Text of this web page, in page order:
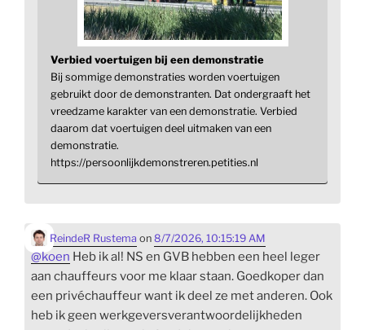
Verbied voertuigen bij een demonstratie
Bij sommige demonstraties worden voertuigen
gebruikt door de demonstranten. Dat ondergraaft het
vreedzame karakter van een demonstratie. Verbied
daarom dat voertuigen deel uitmaken van een
demonstratie.
https://persoonlijkdemonstreren.petities.nl
ReindeR Rustema on 8/7/2026, 10:15:19 AM
@koen Heb ik al! NS en GVB hebben een heel leger
aan chauffeurs voor me klaar staan. Goedkoper dan
een privéchauffeur want ik deel ze met anderen. Ook
heb ik geen werkgeversverantwoordelijkheden